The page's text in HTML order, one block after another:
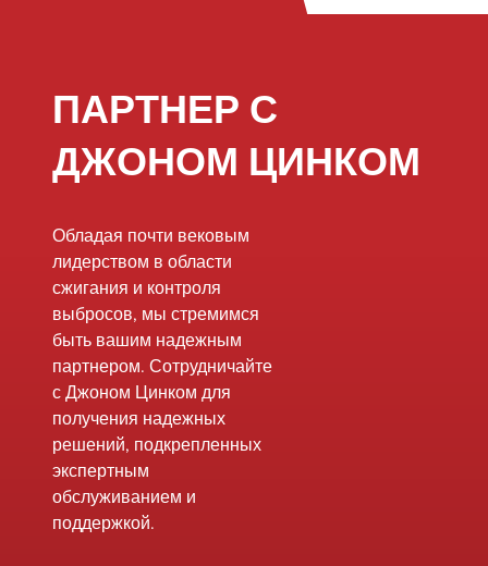
ПАРТНЕР С
ДЖОНОМ ЦИНКОМ
Обладая почти вековым
лидерством в области
сжигания и контроля
выбросов, мы стремимся
быть вашим надежным
партнером. Сотрудничайте
с Джоном Цинком для
получения надежных
решений, подкрепленных
экспертным
обслуживанием и
поддержкой.